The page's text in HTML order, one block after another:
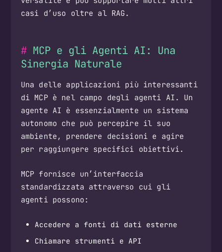
casi d’uso oltre al RAG.
MCP e gli Agenti AI: Una
Sinergia Naturale
Una delle applicazioni più interessanti
di MCP è nel campo degli agenti AI. Un
agente AI è essenzialmente un sistema
autonomo che può percepire il suo
ambiente, prendere decisioni e agire
per raggiungere specifici obiettivi.
MCP fornisce un’interfaccia
standardizzata attraverso cui gli
agenti possono:
Accedere a fonti di dati esterne
Chiamare strumenti e API